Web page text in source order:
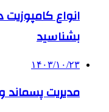
انواع کامپوزیت
بشناسید
۱۴۰۳/۱۰/۲۳
مدیریت پسماند